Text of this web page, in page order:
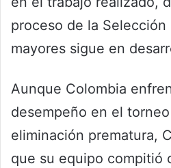
proceso de la Selección
mayores sigue en
Aunque Colombia
desempeño en el
eliminación prematura,
que su equipo compitió